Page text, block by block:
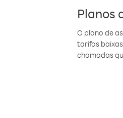
Planos
O plano de
tarifas
chamadas